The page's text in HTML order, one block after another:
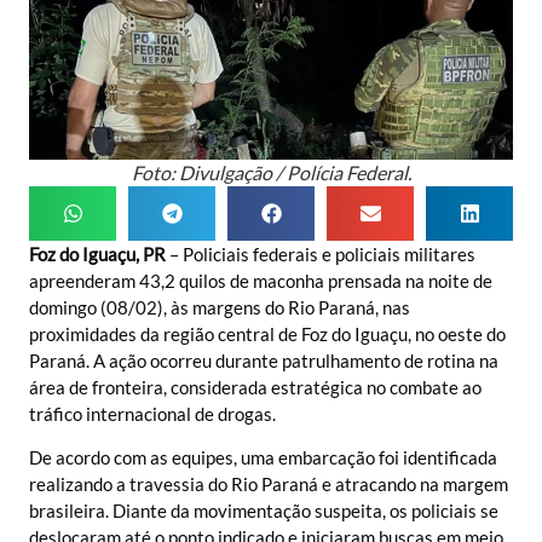
Foto: Divulgação / Polícia Federal.
Foz do Iguaçu, PR – Policiais federais e policiais militares
apreenderam 43,2 quilos de maconha prensada na noite de
domingo (08/02), às margens do Rio Paraná, nas
proximidades da região central de Foz do Iguaçu, no oeste do
Paraná. A ação ocorreu durante patrulhamento de rotina na
área de fronteira, considerada estratégica no combate ao
tráfico internacional de drogas.
De acordo com as equipes, uma embarcação foi identificada
realizando a travessia do Rio Paraná e atracando na margem
brasileira. Diante da movimentação suspeita, os policiais se
deslocaram até o ponto indicado e iniciaram buscas em meio